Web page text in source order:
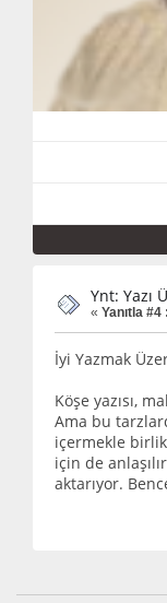
Ynt: Yazı
« Yanıtla #4 :
İyi Yazmak
Köşe yazısı,
Ama bu
içermekle
için de
aktarıyor.